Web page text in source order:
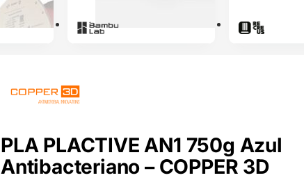
PLA PLACTIVE AN1 750g Azul
Antibacteriano – COPPER 3D